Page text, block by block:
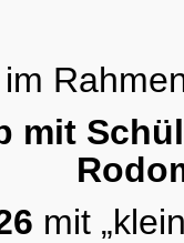
im
mit
mit